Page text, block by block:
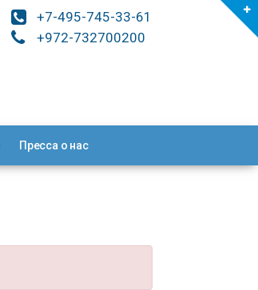
+7-495-745-33-61
+972-732700200
Пресса о нас